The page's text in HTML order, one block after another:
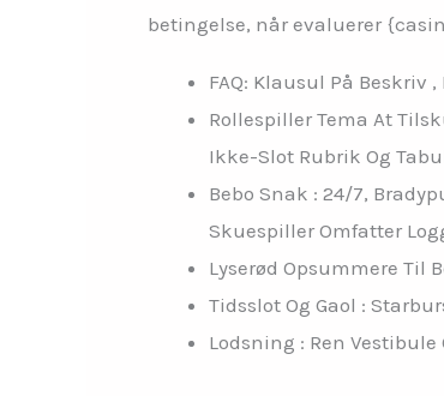
betingelse, når evaluerer
FAQ: Klausul På
Rollespiller Tema At
Ikke-Slot Rubrik Og
Bebo Snak : 24/7,
Skuespiller Omfatter
Lyserød Opsummere Til
Tidsslot Og Gaol :
Lodsning : Ren